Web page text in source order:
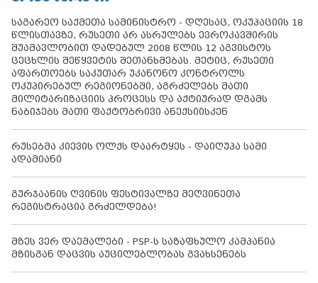
საგარეო საქმეთა სამინისტრო - დღესაც, ოკუპაციის 18
წლისთავზე, რუსეთი არ ასრულებს ევროკავშირის
შუამავლობით დადებულ 2008 წლის 12 აგვისტოს
ცეცხლის შეწყვეტის შეთანხმებას. მეტიც, რუსეთი
აფართოებს საკუთარ უკანონო კონტროლს
ოკუპირებულ რეგიონებში, აგრძელებს მათი
მილიტარიზაციის პროცესს და აქტიურად დგამს
ნაბიჯებს მათი ფაქტობრივი ანექსიისკენ
რუსებმა კიევის ოლქს დაარტყეს - დაიღუპა სამი
ადამიანი
გურჯაანის ღვინის ფესტივალზე მეღვინეთა
რეგისტრაცია გრძელდება!
მზეს ვერ დაემალები - PSP-ს საზაფხულო კამპანია
მზისგან დაცვის აუცილებლობას გვახსენებს